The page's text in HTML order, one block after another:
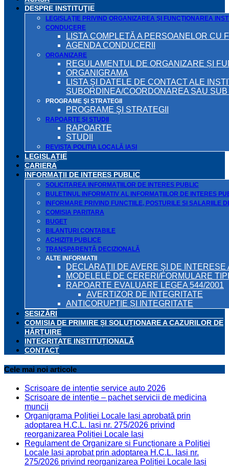
DESPRE INSTITUŢIE
LEGISLAŢIE PRIVIND ORGANIZAREA ŞI FUNCŢIONAREA
CONDUCERE
LISTA COMPLETĂ A PERSOANELOR CU
AGENDA CONDUCERII
ORGANIZARE
REGULAMENTUL DE ORGANIZARE ȘI
ORGANIGRAMA
LISTA ŞI DATELE DE CONTACT ALE
SUBORDINEA/COORDONAREA SAU
PROGRAME ŞI STRATEGII
PROGRAME ŞI STRATEGII
RAPOARTE ŞI STUDII
RAPOARTE
STUDII
REVISTA POLIȚIA LOCALĂ IAȘI
LEGISLAȚIE
CARIERA
INFORMAŢII DE INTERES PUBLIC
SOLICITAREA INFORMAŢIILOR DE INTERES PUBLIC
BULETINUL INFORMATIV AL INFORMAŢIILOR DE INTERES
INFORMARE PRIVIND FUNCTIILE, POSTURILE SI
COMISIA PARITARA
BUGET
BILANŢURI CONTABILE
ACHIZIȚII PUBLICE
TRANSPARENȚĂ DECIZIONALĂ
ALTE INFORMATII
DECLARAŢII DE AVERE ŞI DE
MODELELE DE CERERI/FORMULARE
RAPOARTE EVALUARE LEGEA 544/2001
AVERTIZOR DE INTEGRITATE
ANTICORUPȚIE ȘI INTEGRITATE
SESIZĂRI
COMISIA DE PRIMIRE ȘI SOLUȚIONARE A CAZURILOR DE
HĂRȚUIRE
INTEGRITATE INSTITUȚIONALĂ
CONTACT
Cele mai noi articole
Scrisoare de intenție service auto 2026
Scrisoare de intenție – pachet servicii de medicina
muncii
Organigrama Poliției Locale Iași aprobată prin
adoptarea H.C.L. Iași nr. 275/2026 privind
reorganizarea Poliției Locale Iași
Regulament de Organizare și Funcționare a Poliției
Locale Iași aprobat prin adoptarea H.C.L. Iași nr.
275/2026 privind reorganizarea Poliției Locale Iași